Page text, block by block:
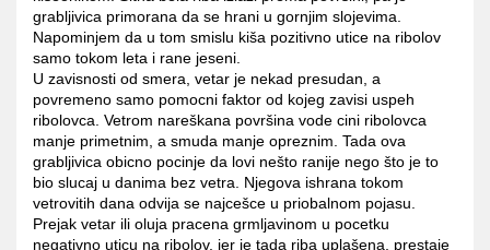
grabljivica primorana da se hrani u gornjim slojevima.
Napominjem da u tom smislu kiša pozitivno utice na ribolov
samo tokom leta i rane jeseni.
U zavisnosti od smera, vetar je nekad presudan, a
povremeno samo pomocni faktor od kojeg zavisi uspeh
ribolovca. Vetrom nareškana površina vode cini ribolovca
manje primetnim, a smuda manje opreznim. Tada ova
grabljivica obicno pocinje da lovi nešto ranije nego što je to
bio slucaj u danima bez vetra. Njegova ishrana tokom
vetrovitih dana odvija se najcešce u priobalnom pojasu.
Prejak vetar ili oluja pracena grmljavinom u pocetku
negativno uticu na ribolov, jer je tada riba uplašena, prestaje